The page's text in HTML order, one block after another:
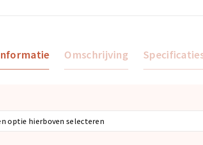
Omschrijving
optie hierboven selecteren